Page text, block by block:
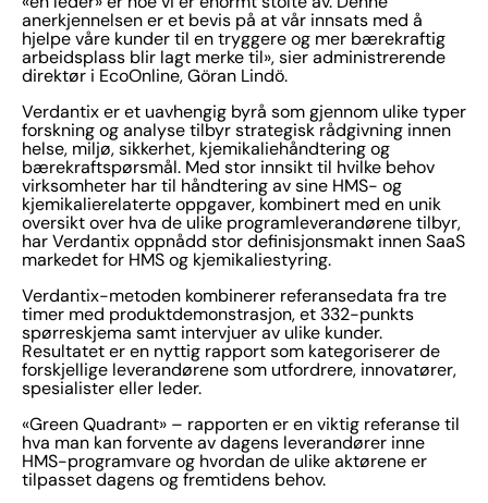
anerkjennelsen er et bevis på at vår innsats med å
hjelpe våre kunder til en tryggere og mer bærekraftig
arbeidsplass blir lagt merke til», sier administrerende
direktør i EcoOnline, Göran Lindö.
Verdantix er et uavhengig byrå som gjennom ulike typer
forskning og analyse tilbyr strategisk rådgivning innen
helse, miljø, sikkerhet, kjemikaliehåndtering og
bærekraftspørsmål. Med stor innsikt til hvilke behov
virksomheter har til håndtering av sine HMS- og
kjemikalierelaterte oppgaver, kombinert med en unik
oversikt over hva de ulike programleverandørene tilbyr,
har Verdantix oppnådd stor definisjonsmakt innen SaaS
markedet for HMS og kjemikaliestyring.
Verdantix-metoden kombinerer referansedata fra tre
timer med produktdemonstrasjon, et 332-punkts
spørreskjema samt intervjuer av ulike kunder.
Resultatet er en nyttig rapport som kategoriserer de
forskjellige leverandørene som utfordrere, innovatører,
spesialister eller leder.
«Green Quadrant» – rapporten er en viktig referanse til
hva man kan forvente av dagens leverandører inne
HMS-programvare og hvordan de ulike aktørene er
tilpasset dagens og fremtidens behov.